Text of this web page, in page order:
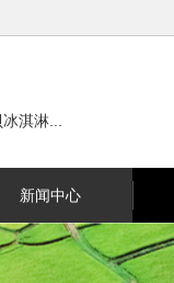
淇淋...
新闻中心